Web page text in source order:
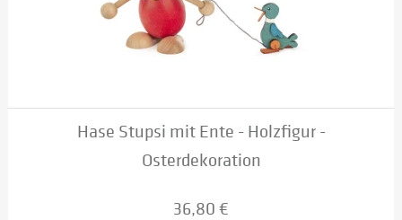
Hase Stupsi mit Ente - Holzfigur -
Osterdekoration
36,80 €